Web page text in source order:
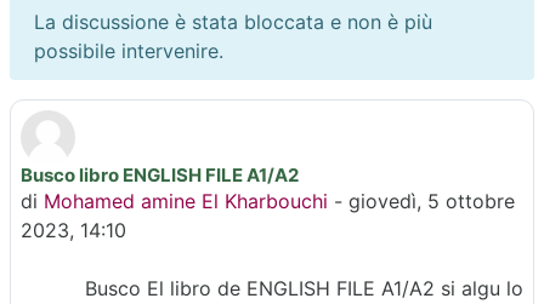
La discussione è stata bloccata e non è più
possibile intervenire.
Busco libro ENGLISH FILE A1/A2
di Mohamed amine El Kharbouchi - giovedì, 5 ottobre
2023, 14:10
Numero di risposte: 0
Busco El libro de ENGLISH FILE A1/A2 si algu lo